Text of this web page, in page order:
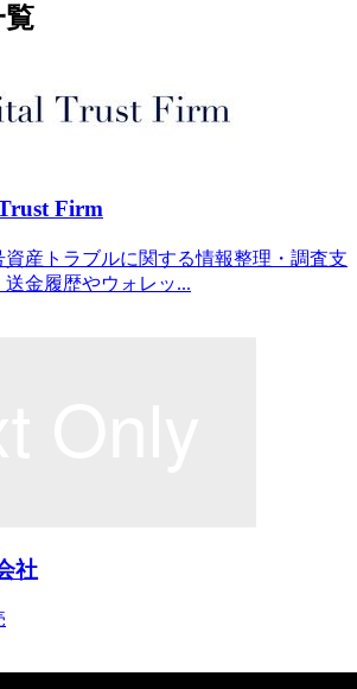
覧
Firm
産トラブルに関する情報整理・調査支
金履歴やウォレッ...
社